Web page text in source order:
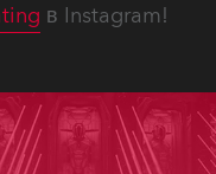
в Instagram!